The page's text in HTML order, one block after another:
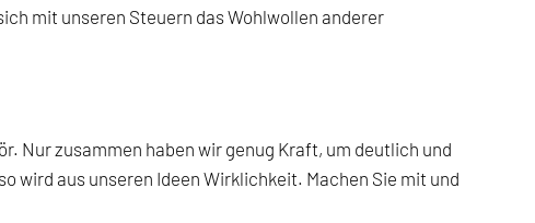
mit unseren Steuern das Wohlwollen anderer
Nur zusammen haben wir genug Kraft, um deutlich und
wird aus unseren Ideen Wirklichkeit. Machen Sie mit und